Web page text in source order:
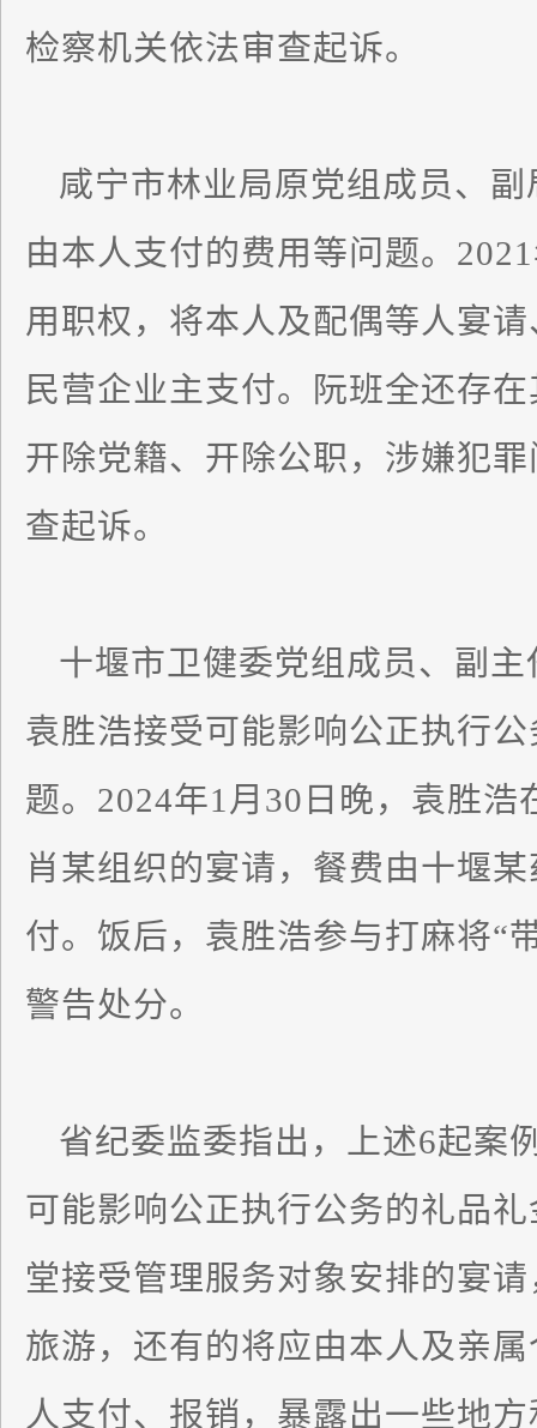
检察机关依法审查起诉。
咸宁市林业局原党组成员、
由本人支付的费用等问题。
用职权，将本人及配偶等人宴
民营企业主支付。阮班全还存
开除党籍、开除公职，涉嫌犯
查起诉。
十堰市卫健委党组成员、副
袁胜浩接受可能影响公正执行
题。2024年1月30日晚，袁胜
肖某组织的宴请，餐费由十堰
付。饭后，袁胜浩参与打麻将“
警告处分。
省纪委监委指出，上述6起案
可能影响公正执行公务的礼品
堂接受管理服务对象安排的宴
旅游，还有的将应由本人及亲
人支付、报销，暴露出一些地